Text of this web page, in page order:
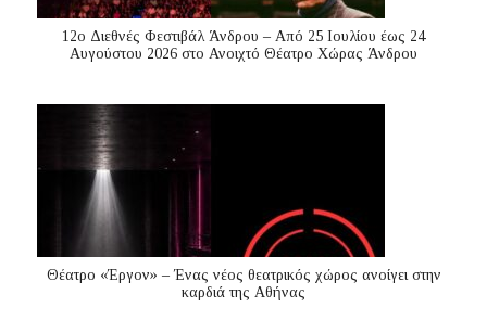
12ο Διεθνές Φεστιβάλ Άνδρου – Από 25 Ιουλίου έως 24
Αυγούστου 2026 στο Ανοιχτό Θέατρο Χώρας Άνδρου
Θέατρο «Έργον» – Ένας νέος θεατρικός χώρος ανοίγει στην
καρδιά της Αθήνας